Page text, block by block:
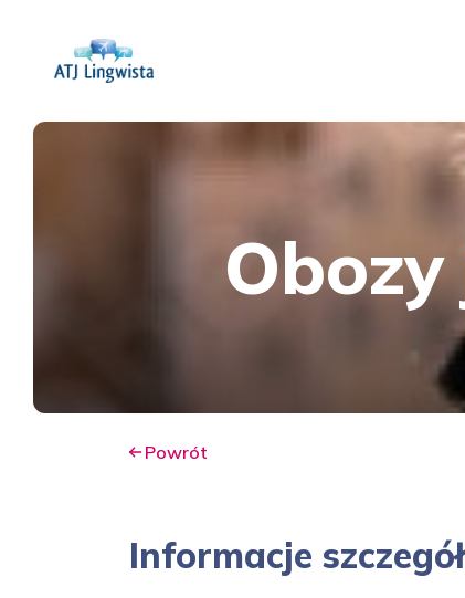
Obozy
Powrót
Informacje